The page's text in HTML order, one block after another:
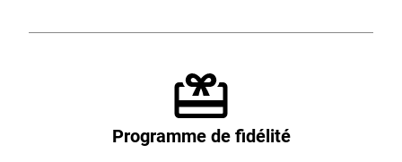
Programme de fidélité